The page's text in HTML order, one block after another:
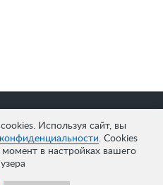
Используя сайт, вы
. Cookies
в настройках вашего